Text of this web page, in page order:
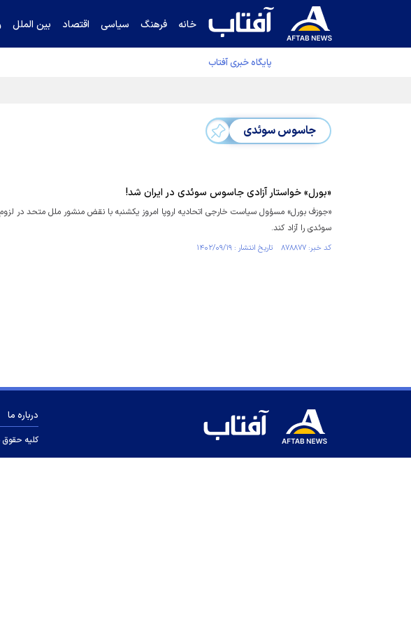
خانه فرهنگ سیاسی اقتصاد بین الملل
پایگاه خبری آفتاب
جاسوس سوئدی
«بورل» خواستار آزادی جاسوس سوئدی در ایران شد!
«جوزف بورل» مسؤول سیاست خارجی اتحادیه اروپا امروز یکشنبه با نقض منشور ملل متحد در
سوئدی را آزاد کند.
کد خبر: ۸۷۸۸۷۷ تاریخ انتشار : ۱۴۰۲/۰۹/۱۹
درباره ما
کلیه حقوق